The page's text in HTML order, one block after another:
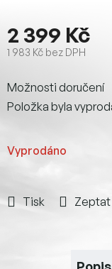
2 399 Kč
1 983 Kč bez DPH
cena:
Vyprodáno
Možnosti doručení
Položka byla
Tisk Zeptat
Popis